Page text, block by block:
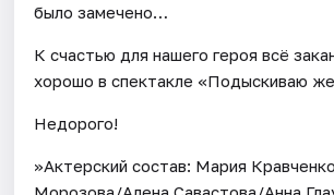
было замечено…
К счастью для нашего героя всё
хорошо в спектакле «Подыскиваю
Недорого!
»Актерский состав: Мария